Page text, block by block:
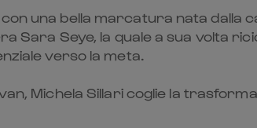
una bella marcatura nata dalla
Sara Seye, la quale a sua volta
verso la meta.
Michela Sillari coglie la